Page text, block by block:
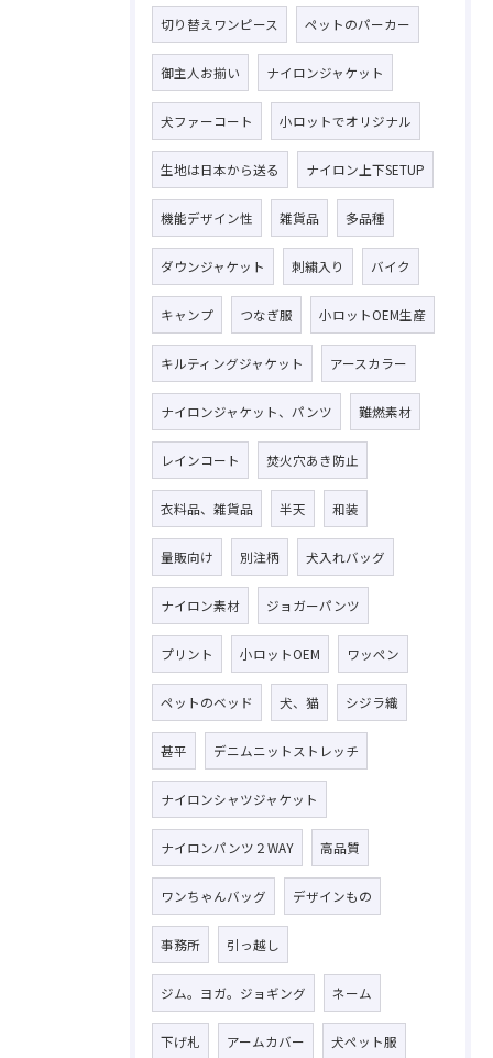
切り替えワンピース ペットのパーカー
御主人お揃い ナイロンジャケット
犬ファーコート 小ロットでオリジナル
生地は日本から送る ナイロン上下SETUP
機能デザイン性 雑貨品 多品種
ダウンジャケット 刺繍入り バイク
キャンプ つなぎ服 小ロットOEM生産
キルティングジャケット アースカラー
ナイロンジャケット、パンツ 難燃素材
レインコート 焚火穴あき防止
衣料品、雑貨品 半天 和装
量販向け 別注柄 犬入れバッグ
ナイロン素材 ジョガーパンツ
プリント 小ロットOEM ワッペン
ペットのベッド 犬、猫 シジラ織
甚平 デニムニットストレッチ
ナイロンシャツジャケット
ナイロンパンツ２WAY 高品質
ワンちゃんバッグ デザインもの
事務所 引っ越し
ジム。ヨガ。ジョギング ネーム
下げ札 アームカバー 犬ペット服